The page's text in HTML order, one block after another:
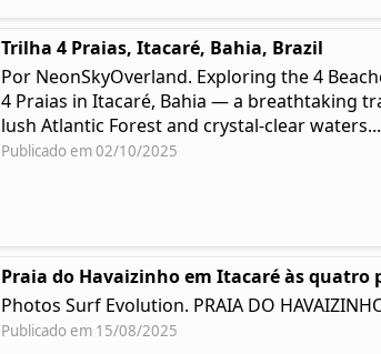
Trilha 4 Praias, Itacaré, Bahia, Brazil
Por NeonSkyOverland. Exploring the 4
4 Praias in Itacaré, Bahia — a breathtaking
lush Atlantic Forest and crystal-clear waters...
Publicado em 02/10/2025
Praia do Havaizinho em Itacaré às quatro
Photos Surf Evolution. PRAIA DO
Publicado em 15/08/2025